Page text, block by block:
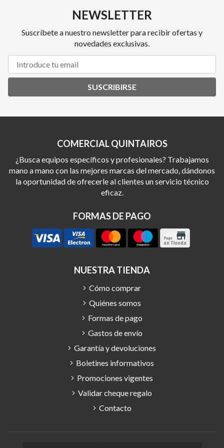
NEWSLETTER
Suscríbete a nuestro newsletter para recibir ofertas y
novedades exclusivas.
SUSCRIBIRSE
COMERCIAL QUINTAIROS
¿Busca equipos específicos y profesionales? Trabajamos
mano a mano con las mejores marcas del mercado, dándonos
la oportunidad de ofrecerle al clientes un servicio técnico
eficaz.
FORMAS DE PAGO
NUESTRA TIENDA
Cómo comprar
Quiénes somos
Formas de pago
Gastos de envío
Garantía y devoluciones
Boletines informativos
Promociones vigentes
Validar cheque regalo
Contacto